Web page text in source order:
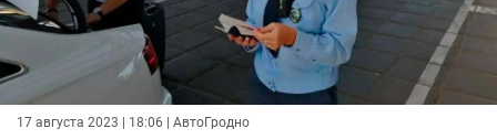
17 августа 2023 | 18:06 | АвтоГродно